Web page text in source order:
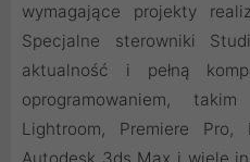
wymagające projekty
Specjalne sterowniki
aktualność i pełną
oprogramowaniem,
Lightroom, Premiere Pro,